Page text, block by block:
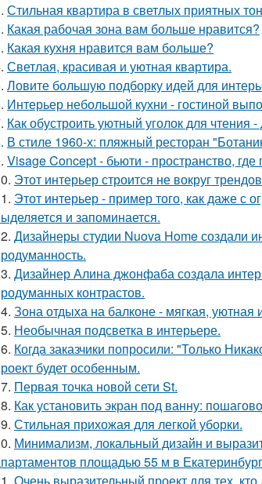
Стильная квартира в светлых приятных
Какая рабочая зона вам больше нравится?
Какая кухня нравится вам больше?
Светлая, красивая и уютная квартира.
Ловите большую подборку идей для
Интерьер небольшой кухни - гостиной
Как обустроить уютный уголок для чтения
В стиле 1960-х: пляжный ресторан
Visage Concept - бьюти - пространство,
Этот интерьер строится не вокруг
Этот интерьер - пример того, как даже с
и запоминается.
Дизайнеры студии Nuova Home создали
Дизайнер Алина джонфаба создала
контрастов.
Зона отдыха на балконе - мягкая, уютная
Необычная подсветка в интерьере.
Когда заказчики попросили: "Только
будет особенным.
Первая точка новой сети St.
Как установить экран под ванну:
Стильная прихожая для легкой уборки.
Минимализм, локальный дизайн и
площадью 55 м в